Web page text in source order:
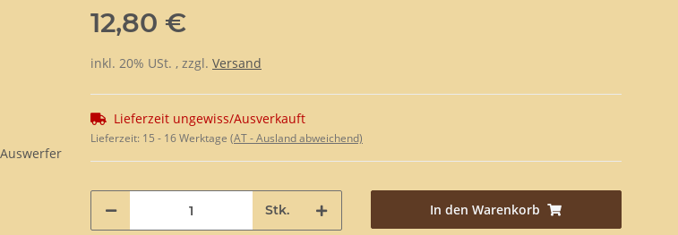
12,80 €
inkl. 20% USt. , zzgl. Versand
Lieferzeit ungewiss/Ausverkauft
Lieferzeit: 15 - 16 Werktage (AT - Ausland abweichend)
Stk. In den Warenkorb